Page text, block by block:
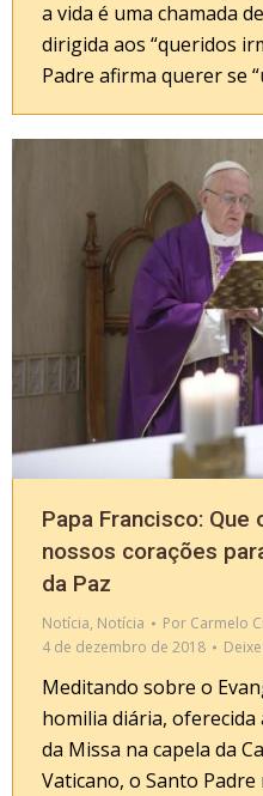
a vida é uma chamada
dirigida aos “queridos
Padre afirma querer se
Papa Francisco: Que
nossos corações
da Paz
Notícia, Notícia Por Carmelo
4 de dezembro de 2018
Meditando sobre o
homilia diária,
da Missa na capela da
Vaticano, o Santo